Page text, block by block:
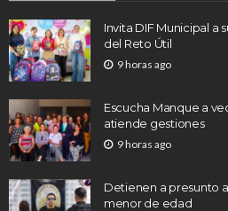
Invita DIF Municipal a
del Reto Útil
9 horas ago
Escucha Manque a
atiende gestiones
9 horas ago
Detienen a presunto
menor de edad